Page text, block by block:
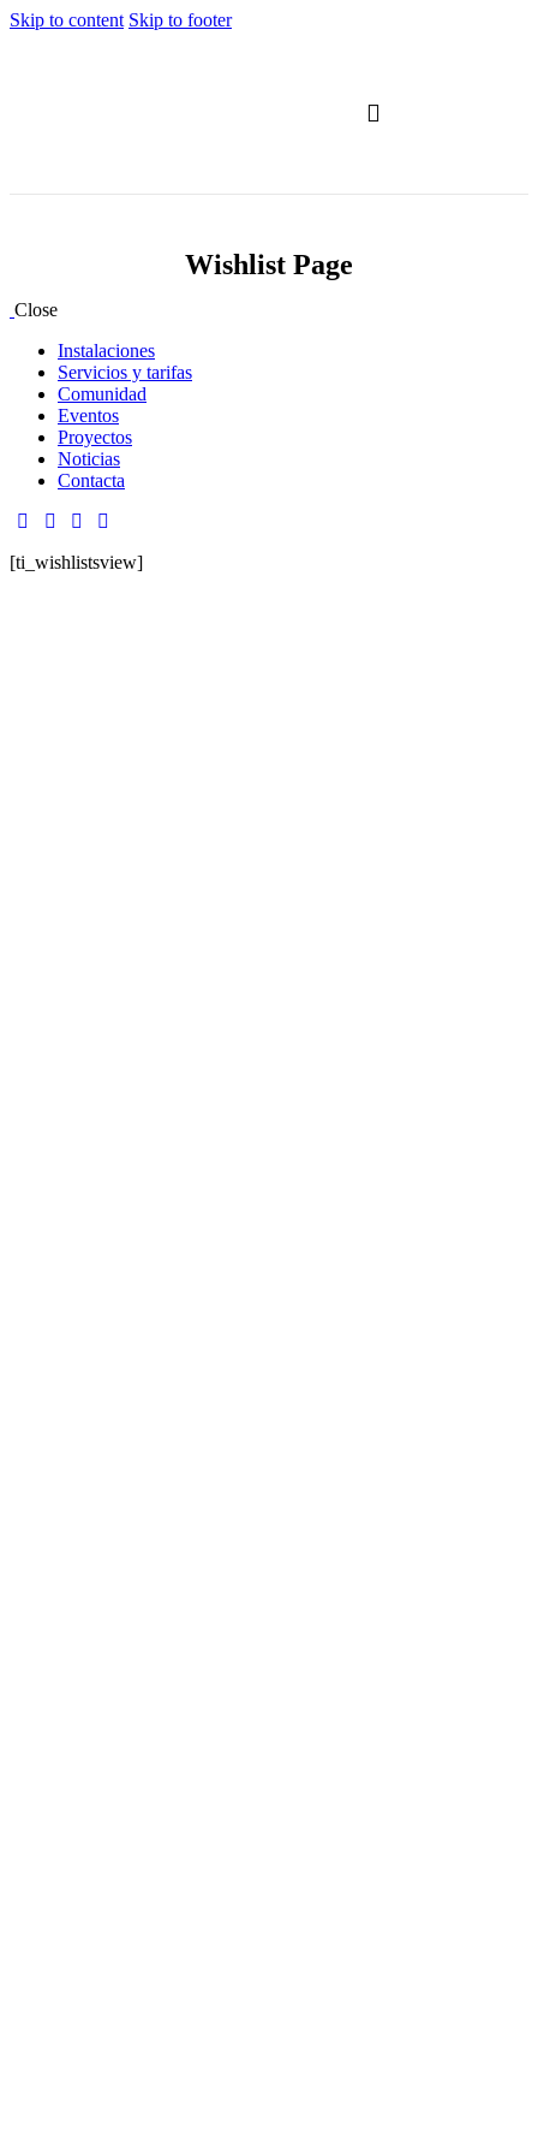
Skip to content Skip to footer
Wishlist Page
Close
Instalaciones
Servicios y tarifas
Comunidad
Eventos
Proyectos
Noticias
Contacta
[ti_wishlistsview]